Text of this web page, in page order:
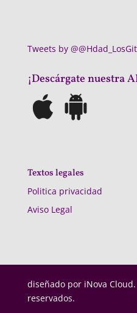
Tweets by
¡Descárgate nuestra
Textos legales
Politica privacidad
Aviso Legal
diseñado por iNova
reservados.